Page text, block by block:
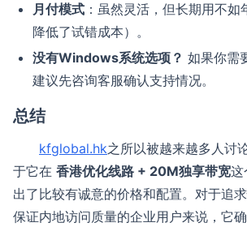
月付模式 ：虽然灵活，但长期用不
降低了试错成本）。
没有Windows系统选项？ 如果你需
建议先咨询客服确认支持情况。
总结
kfglobal.hk之所以被越来越多人讨
于它在 香港优化线路 + 20M独享带宽这
出了比较有诚意的价格和配置。对于追
保证内地访问质量的企业用户来说，它